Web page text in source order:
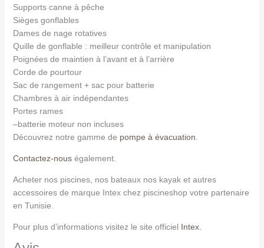
Supports canne à pêche
Sièges gonflables
Dames de nage rotatives
Quille de gonflable : meilleur contrôle et manipulation
Poignées de maintien à l’avant et à l’arrière
Corde de pourtour
Sac de rangement + sac pour batterie
Chambres à air indépendantes
Portes rames
–batterie moteur non incluses
Découvrez notre gamme de pompe à évacuation.
Contactez-nouségalement.
Acheter nos piscines, nos bateaux nos kayak et autres
accessoires de marque Intex chez piscineshop votre partenaire
en Tunisie.
Pour plus d’informations visitez le site officiel Intex.